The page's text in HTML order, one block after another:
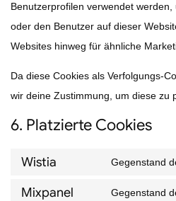
Benutzerprofilen verwendet
oder den Benutzer auf dieser
Websites hinweg für ähnliche
Da diese Cookies als Verfolgungs-
wir deine Zustimmung, um diese zu
6. Platzierte Cookies
Wistia
Gegenstand
Mixpanel
Gegenstand